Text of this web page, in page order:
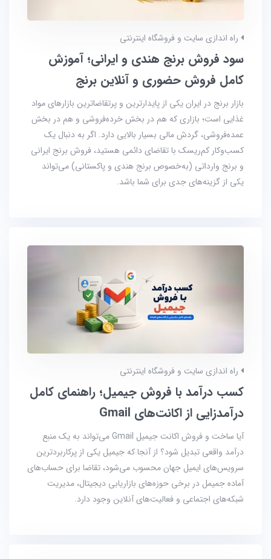
راه اندازی سایت و فروشگاه اینترنتی
سود فروش برنج هندی و ایرانی؛ آموزش
کامل فروش حضوری و آنلاین برنج
بازار برنج در ایران یکی از پایدارترین و پرتقاضاترین بازارهای مواد
غذایی است؛ بازاری که هم در بخش خرده‌فروشی و هم در بخش
عمده‌فروشی، گردش مالی بسیار بالایی دارد. اگر به دنبال یک
کسب‌وکار کم‌ریسک با تقاضای دائمی هستید، فروش برنج ایرانی
و برنج وارداتی (به‌خصوص برنج هندی و پاکستانی) می‌تواند
یکی از گزینه‌های جدی برای شما باشد.
راه اندازی سایت و فروشگاه اینترنتی
کسب درآمد با فروش جیمیل؛ راهنمای کامل
درآمدزایی از اکانت‌های Gmail
آیا ساخت و فروش اکانت جیمیل Gmail می‌تواند به یک منبع
درآمد واقعی تبدیل شود؟ از آنجا که جیمیل یکی از پرکاربردترین
سرویس‌های ایمیل جهان محسوب می‌شود، تقاضا برای حساب‌های
آماده جمیمل در برخی حوزه‌های بازاریابی دیجیتال، مدیریت
شبکه‌های اجتماعی و فعالیت‌های آنلاین وجود دارد.